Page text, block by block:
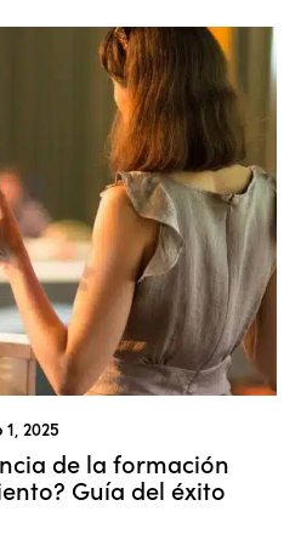
1, 2025
de la formación
Guía del éxito